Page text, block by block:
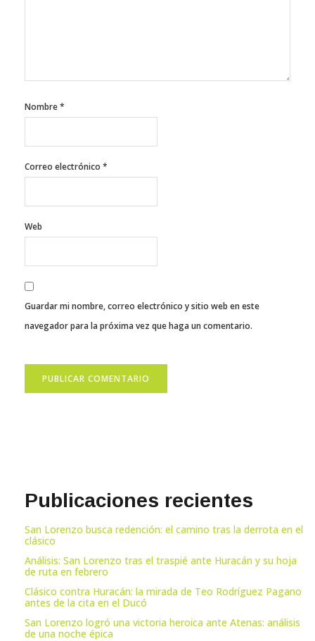
Nombre*
Correo electrónico *
Web
Guardar mi nombre, correo electrónico y sitio web en este
navegador para la próxima vez que haga un comentario.
Publicaciones recientes
San Lorenzo busca redención: el camino tras la derrota en el
clásico
Análisis: San Lorenzo tras el traspié ante Huracán y su hoja
de ruta en febrero
Clásico contra Huracán: la mirada de Teo Rodríguez Pagano
antes de la cita en el Ducó
San Lorenzo logró una victoria heroica ante Atenas: análisis
de una noche épica